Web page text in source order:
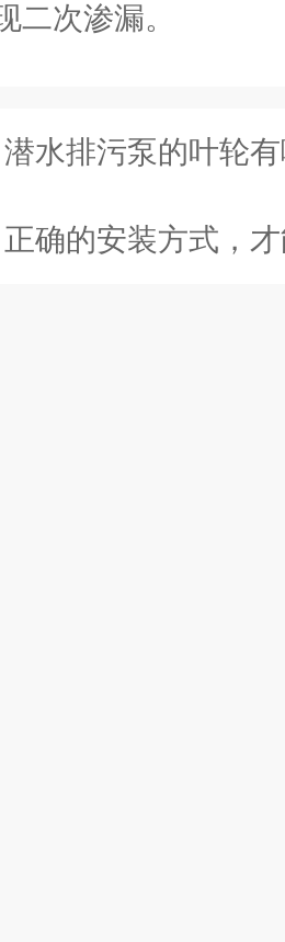
二次渗漏。
潜水排污泵的叶轮
正确的安装方式，才能